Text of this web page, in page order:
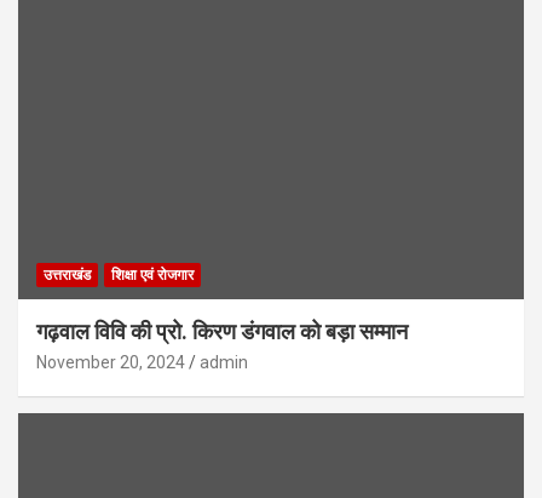
उत्तराखंड शिक्षा एवं रोजगार
गढ़वाल विवि की प्रो. किरण डंगवाल को बड़ा सम्मान
November 20, 2024 admin